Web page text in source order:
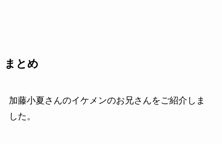
まとめ
加藤小夏さんのイケメンのお兄さんをご紹介しま
した。